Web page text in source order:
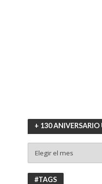
+ 130 ANIVERSARIO
130
ANIVERSARIO
UGT
#TAGS